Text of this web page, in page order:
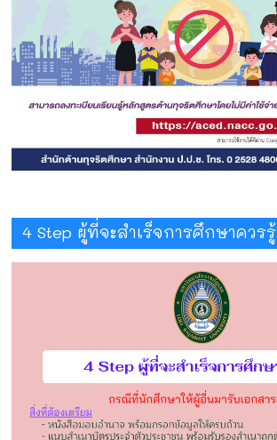
4 Step ผู้ที่จะสำเร็จการศึกษาควรรู้